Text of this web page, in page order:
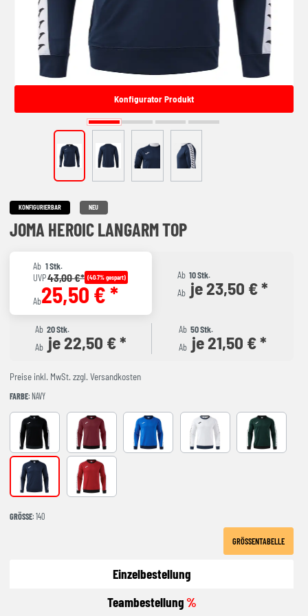
Konfigurator Produkt
KONFIGURIERBAR NEU
JOMA HEROIC LANGARM TOP
Ab 1 Stk.
UVP43,00 €* (40.7% gespart)
Ab25,50 € *
Ab 10 Stk.
Ab je 23,50 € *
Ab 20 Stk.
Ab je 22,50 € *
Ab 50 Stk.
Ab je 21,50 € *
Preise inkl. MwSt. zzgl. Versandkosten
FARBE: NAVY
BLACK-ANTHRACITEBURGUNDY ROYAL-NAVY WHITE-NAVY green
NAVY RED-BLACK
GRÖSSE : 140
GRÖSSENTABELLE
Einzelbestellung
Teambestellung%